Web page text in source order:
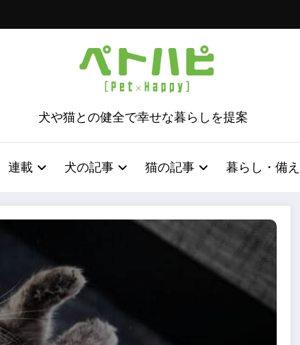
犬や猫との健全で幸せな暮らしを提案
連載 犬の記事 猫の記事 暮らし・備え